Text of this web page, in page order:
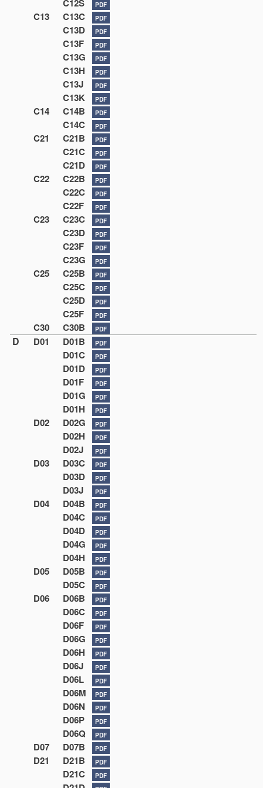
C12S PDF
C13 C13C PDF
C13D PDF
C13F PDF
C13G PDF
C13H PDF
C13J PDF
C13K PDF
C14 C14B PDF
C14C PDF
C21 C21B PDF
C21C PDF
C21D PDF
C22 C22B PDF
C22C PDF
C22F PDF
C23 C23C PDF
C23D PDF
C23F PDF
C23G PDF
C25 C25B PDF
C25C PDF
C25D PDF
C25F PDF
C30 C30B PDF
D D01 D01B PDF
D01C PDF
D01D PDF
D01F PDF
D01G PDF
D01H PDF
D02 D02G PDF
D02H PDF
D02J PDF
D03 D03C PDF
D03D PDF
D03J PDF
D04 D04B PDF
D04C PDF
D04D PDF
D04G PDF
D04H PDF
D05 D05B PDF
D05C PDF
D06 D06B PDF
D06C PDF
D06F PDF
D06G PDF
D06H PDF
D06J PDF
D06L PDF
D06M PDF
D06N PDF
D06P PDF
D06Q PDF
D07 D07B PDF
D21 D21B PDF
D21C PDF